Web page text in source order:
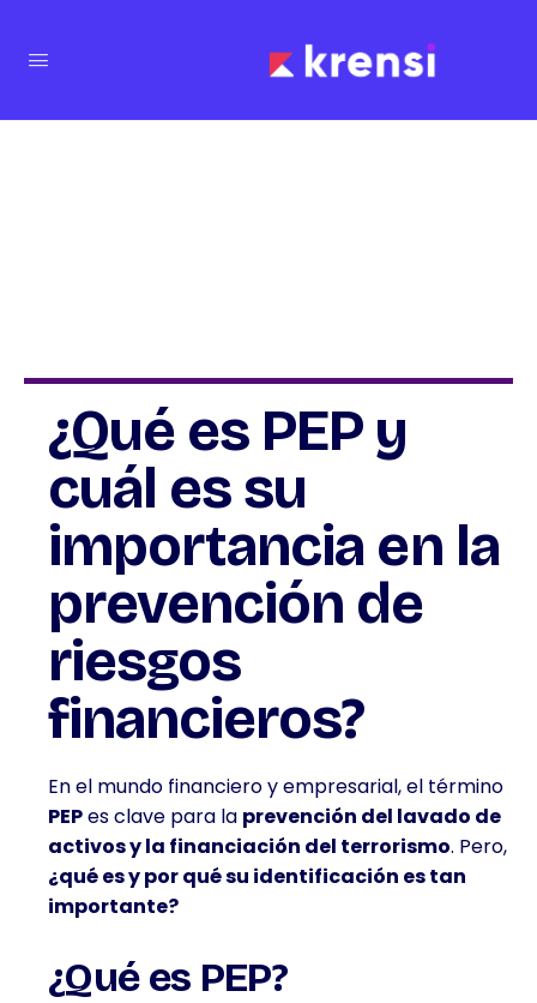
¿Qué es PEP y
cuál es su
importancia en la
prevención de
riesgos
financieros?
En el mundo financiero y empresarial, el término
PEPes clave para la prevención del lavado de
activos y la financiación del terrorismo. Pero,
¿qué es y por qué su identificación es tan
importante?
¿Qué es PEP?